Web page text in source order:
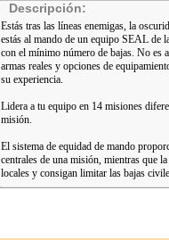
Descripción:
Estás tras las líneas enemigas, la
estás al mando de un equipo SEAL
con el mínimo número de bajas. No es
armas reales y opciones de
su experiencia.
Lidera a tu equipo en 14 misiones
misión.
El sistema de equidad de mando
centrales de una misión, mientras que
locales y consigan limitar las bajas